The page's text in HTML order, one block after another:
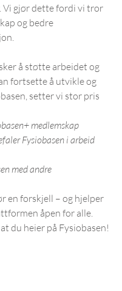
Vi gjør dette fordi vi tror
og bedre
å støtte arbeidet og
fortsette å utvikle og
setter vi stor pris
medlemskap
Fysiobasen i arbeid
med andre
en forskjell – og hjelper
åpen for alle.
du heier på Fysiobasen!